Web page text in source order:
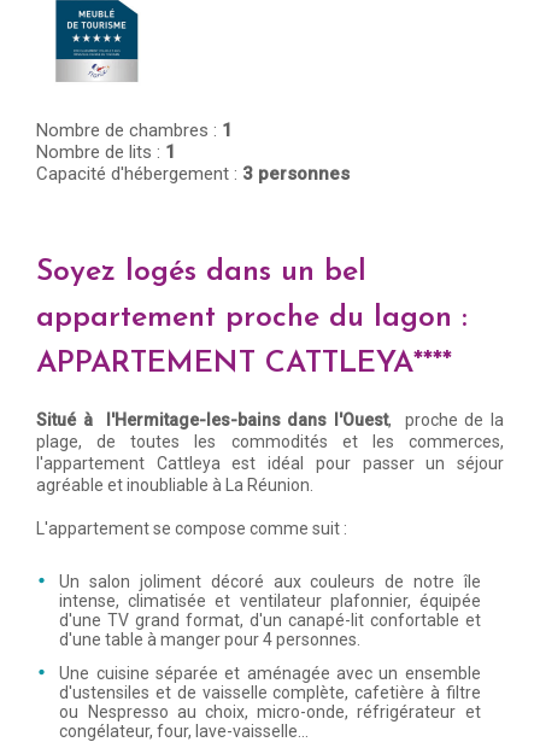
Nombre de chambres : 1
Nombre de lits : 1
Capacité d'hébergement : 3 personnes
Soyez logés dans un bel
appartement proche du lagon :
APPARTEMENT CATTLEYA****
Situé à l'Hermitage-les-bains dans l'Ouest, proche de la
plage, de toutes les commodités et les commerces,
l'appartement Cattleya est idéal pour passer un séjour
agréable et inoubliable à La Réunion.
L'appartement se compose comme suit :
Un salon joliment décoré aux couleurs de notre île
intense, climatisée et ventilateur plafonnier, équipée
d'une TV grand format, d'un canapé-lit confortable et
d'une table à manger pour 4 personnes.
Une cuisine séparée et aménagée avec un ensemble
d'ustensiles et de vaisselle complète, cafetière à filtre
ou Nespresso au choix, micro-onde, réfrigérateur et
congélateur, four, lave-vaisselle...